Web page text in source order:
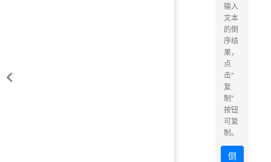
输入
文本
的倒
序结
果，
点
击"
复
制"
按钮
可复
制。
倒